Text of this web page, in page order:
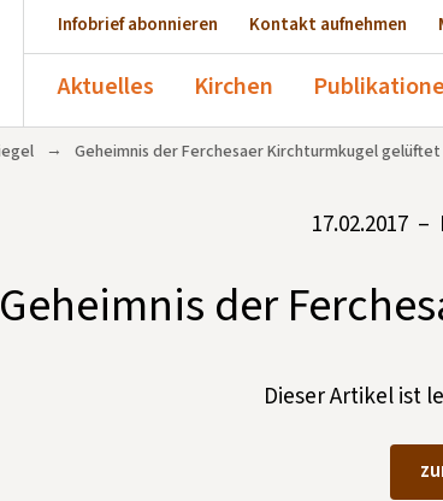
Infobrief abonnieren Kontakt aufnehmen
Aktuelles Kirchen
→ Geheimnis der Ferchesaer Kirchturmkugel gelüftet
17.02.2017
Geheimnis der
Dieser Artikel ist